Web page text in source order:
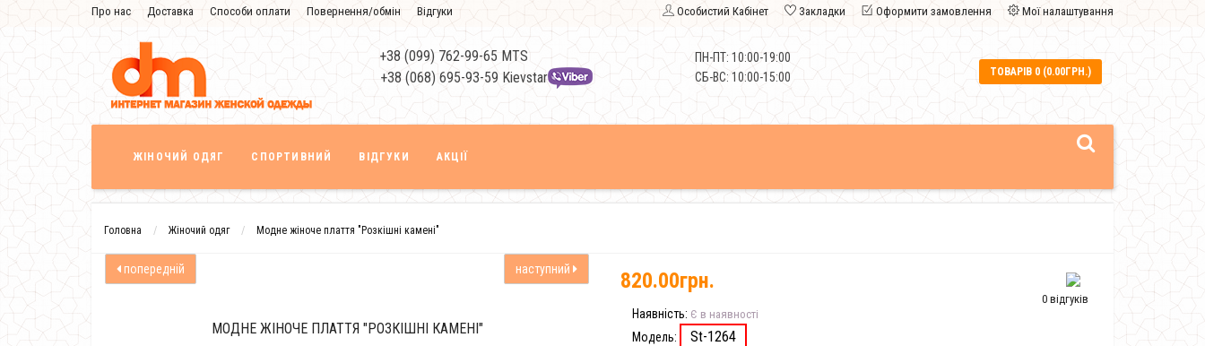
Про нас Доставка Способи оплати Повернення/обмін
Відгуки
Знижка
Особистий Кабінет Закладки Оформити замовлення Мої налаштування
+38 (099) 762-99-65 MTS
+38 (068) 695-93-59 Kievstar
ПН-ПТ: 10:00-19:00
СБ-ВС: 10:00-15:00
ТОВАРІВ 0 (0.00ГРН.)
ЖІНОЧИЙ ОДЯГ СПОРТИВНИЙ ВІДГУКИ АКЦІЇ
Головна Жіночий одяг Модне жіноче плаття "Розкішні камені"
попередній наступний
МОДНЕ ЖІНОЧЕ ПЛАТТЯ "РОЗКІШНІ КАМЕНІ"
0 відгуків
820.00грн.
Наявність: Є в наявності
Модель: St-1264